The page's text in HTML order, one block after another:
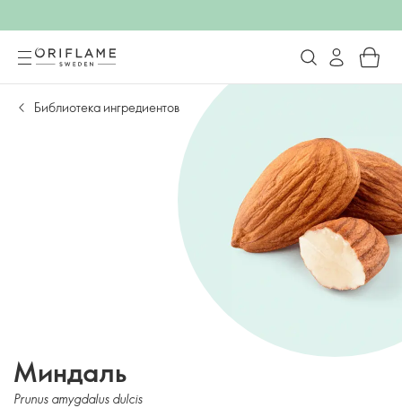
Библиотека ингредиентов
Миндаль
Prunus amygdalus dulcis